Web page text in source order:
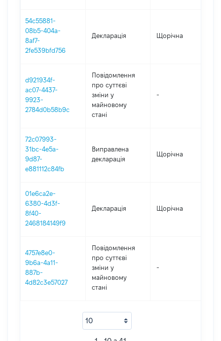
54c55881-
08b5-404a-
8af7-
2fe539bfd756
Декларація Щорічна
d921934f-
ac07-4437-
9923-
2784d0b58b9c
Повідомлення
про суттєві
зміни y
майновому
стані
-
72c07993-
31bc-4e5a-
9d87-
e881112c84fb
Виправлена
декларація
Щорічна
01e6ca2e-
6380-4d3f-
8f40-
2468184149f9
Декларація Щорічна
4757e8e0-
9b6a-4a11-
887b-
4d82c3e57027
Повідомлення
про суттєві
зміни y
майновому
стані
-